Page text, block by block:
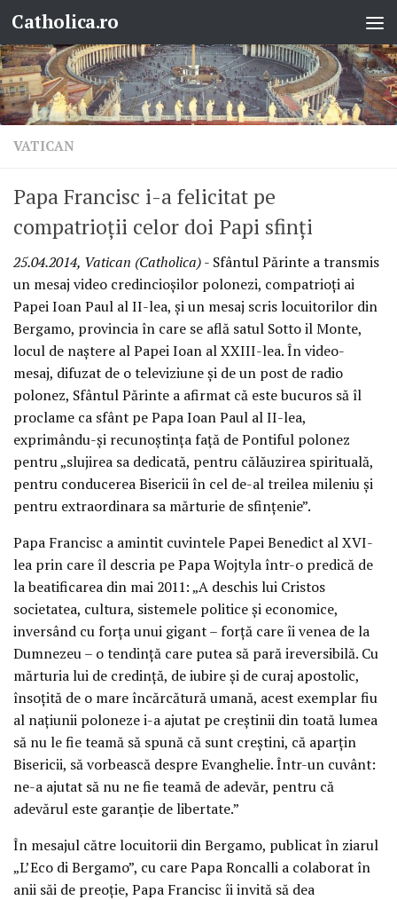
Skip to content
Catholica.ro
VATICAN
Papa Francisc i-a felicitat pe
compatrioţii celor doi Papi sfinţi
25.04.2014, Vatican (Catholica)- Sfântul Părinte a transmis
un mesaj video credincioşilor polonezi, compatrioţi ai
Papei Ioan Paul al II-lea, şi un mesaj scris locuitorilor din
Bergamo, provincia în care se află satul Sotto il Monte,
locul de naştere al Papei Ioan al XXIII-lea. În video-
mesaj, difuzat de o televiziune şi de un post de radio
polonez, Sfântul Părinte a afirmat că este bucuros să îl
proclame ca sfânt pe Papa Ioan Paul al II-lea,
exprimându-şi recunoştinţa faţă de Pontiful polonez
pentru „slujirea sa dedicată, pentru călăuzirea spirituală,
pentru conducerea Bisericii în cel de-al treilea mileniu şi
pentru extraordinara sa mărturie de sfinţenie”.
Papa Francisc a amintit cuvintele Papei Benedict al XVI-
lea prin care îl descria pe Papa Wojtyla într-o predică de
la beatificarea din mai 2011: „A deschis lui Cristos
societatea, cultura, sistemele politice şi economice,
inversând cu forţa unui gigant – forţă care îi venea de la
Dumnezeu – o tendinţă care putea să pară ireversibilă. Cu
mărturia lui de credinţă, de iubire şi de curaj apostolic,
însoţită de o mare încărcătură umană, acest exemplar fiu
al naţiunii poloneze i-a ajutat pe creştinii din toată lumea
să nu le fie teamă să spună că sunt creştini, că aparţin
Bisericii, să vorbească despre Evanghelie. Într-un cuvânt:
ne-a ajutat să nu ne fie teamă de adevăr, pentru că
adevărul este garanţie de libertate.”
În mesajul către locuitorii din Bergamo, publicat în ziarul
„L’Eco di Bergamo”, cu care Papa Roncalli a colaborat în
anii săi de preoţie, Papa Francisc îi invită să dea